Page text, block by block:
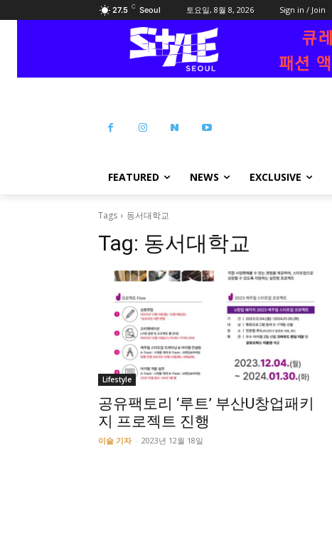
27.5 C Seoul 토요일, 8월 8, 2026 Sign in / Join
FEATURED NEWS EXCLUSIVE
Tags 동서대학교
Tag: 동서대학교
Lifestyle
공유팩토리 ‘루트’ 부산U창업패키
지 프로젝트 진행
이슬 기자 - 2023년 12월 18일